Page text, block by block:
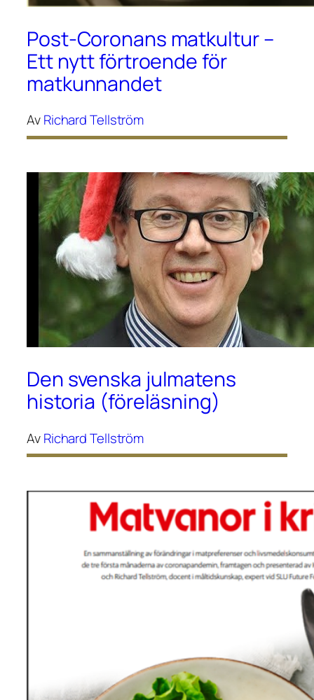
Post-Coronans matkultur –
Ett nytt förtroende för
matkunnandet
AvRichard Tellström
Den svenska julmatens
historia (föreläsning)
AvRichard Tellström